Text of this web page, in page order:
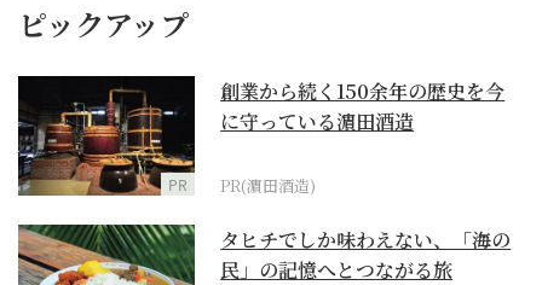
ピックアップ
PR
創業から続く150余年の歴史を今
に守っている濵田酒造
PR(濵田酒造)
タヒチでしか味わえない、「海の
民」の記憶へとつながる旅